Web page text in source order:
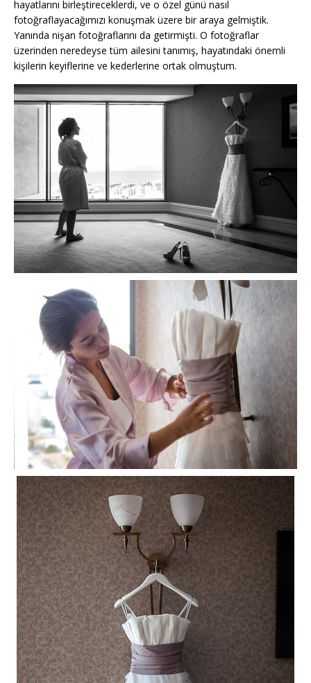
hayatlarını birleştireceklerdi, ve o özel günü nasıl
fotoğraflayacağımızı konuşmak üzere bir araya gelmiştik.
Yanında nişan fotoğraflarını da getirmişti. O fotoğraflar
üzerinden neredeyse tüm ailesini tanımış, hayatındaki önemli
kişilerin keyiflerine ve kederlerine ortak olmuştum.